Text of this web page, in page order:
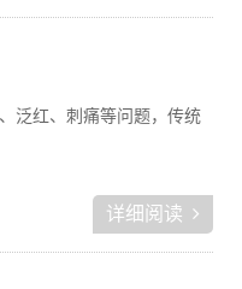
泛红、刺痛等问题，传统
详细阅读